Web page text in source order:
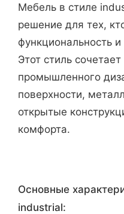
Мебель в стиле
решение для тех,
функциональность
Этот стиль
промышленного
поверхности,
открытые
комфорта.
Основные
industrial: